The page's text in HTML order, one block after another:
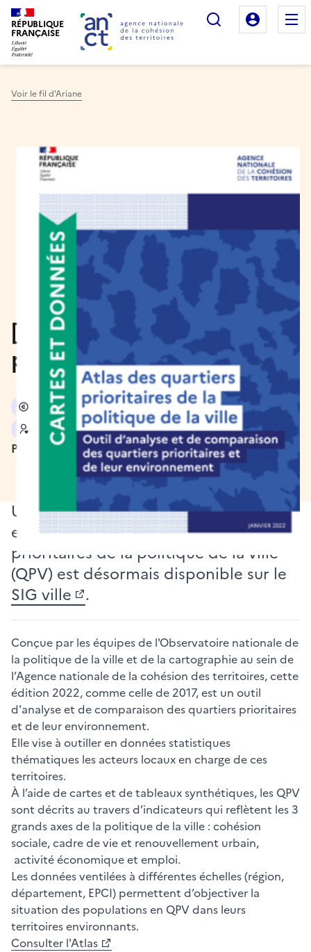
RÉPUBLIQUE
FRANÇAISE
Rechercher
Mon
Voir le fil d'Ariane
Image
[Atlas] des quartiers
prioritaires
Économie, emploi et commerces
Solidarité et participation citoyenne
Publié le 01/04/2022
Une nouvelle édition de l’atlas régional
et départemental des quartiers
prioritaires de la politique de la ville
(QPV) est désormais disponible sur le
SIG ville
.
Conçue par les équipes de l'Observatoire nationale de
la politique de la ville et de la cartographie au sein de
l’Agence nationale de la cohésion des territoires, cette
édition 2022, comme celle de 2017, est un outil
d'analyse et de comparaison des quartiers prioritaires
et de leur environnement.
Elle vise à outiller en données statistiques
thématiques les acteurs locaux en charge de ces
territoires.
À l’aide de cartes et de tableaux synthétiques, les QPV
sont décrits au travers d’indicateurs qui reflètent les 3
grands axes de la politique de la ville : cohésion
sociale, cadre de vie et renouvellement urbain,
activité économique et emploi.
Les données ventilées à différentes échelles (région,
département, EPCI) permettent d’objectiver la
situation des populations en QPV dans leurs
territoires environnants.
Consulter l'Atlas